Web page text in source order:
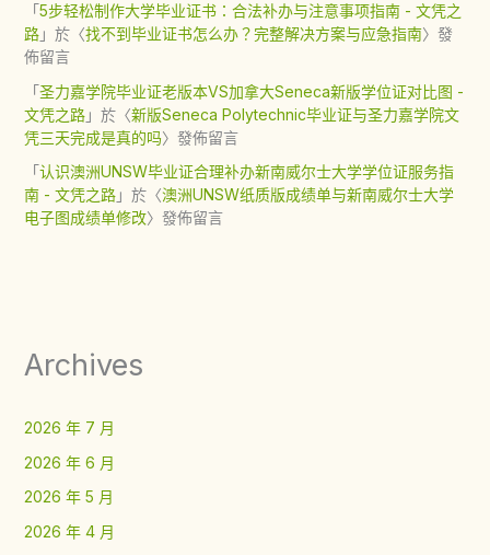
「5步轻松制作大学毕业证书：合法补办与注意事项指南 - 文凭之
路」於〈找不到毕业证书怎么办？完整解决方案与应急指南〉發
佈留言
「圣力嘉学院毕业证老版本VS加拿大Seneca新版学位证对比图 -
文凭之路」於〈新版Seneca Polytechnic毕业证与圣力嘉学院文
凭三天完成是真的吗〉發佈留言
「认识澳洲UNSW毕业证合理补办新南威尔士大学学位证服务指
南 - 文凭之路」於〈澳洲UNSW纸质版成绩单与新南威尔士大学
电子图成绩单修改〉發佈留言
Archives
2026 年 7 月
2026 年 6 月
2026 年 5 月
2026 年 4 月